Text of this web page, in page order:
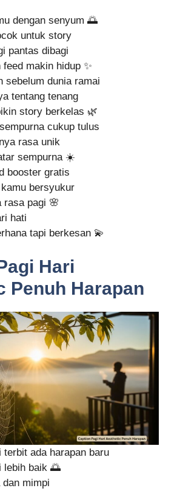
dengan senyum 🌅
untuk story
pantas dibagi
makin hidup ✨
sebelum dunia ramai
tentang tenang
story berkelas 🌿
cukup tulus
rasa unik
sempurna ☀️
booster gratis
bersyukur
rasa pagi 🌸
hati
tapi berkesan 💫
Hari
Penuh Harapan
terbit ada harapan baru
lebih baik 🌅
dan mimpi